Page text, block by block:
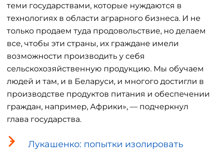
теми государствами, которые нуждаются в
технологиях в области аграрного бизнеса. И не
только продаем туда продовольствие, но делаем
все, чтобы эти страны, их граждане имели
возможности производить у себя
сельскохозяйственную продукцию. Мы обучаем
людей и там, и в Беларуси, и многого достигли в
производстве продуктов питания и обеспечении
граждан, например, Африки», — подчеркнул
глава государства.
Лукашенко: попытки изолировать